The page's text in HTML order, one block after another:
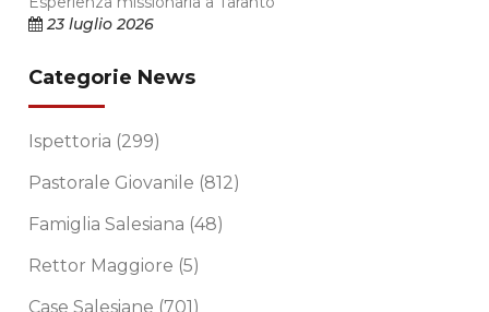
23 luglio 2026
Categorie News
Ispettoria (299)
Pastorale Giovanile (812)
Famiglia Salesiana (48)
Rettor Maggiore (5)
Case Salesiane (701)